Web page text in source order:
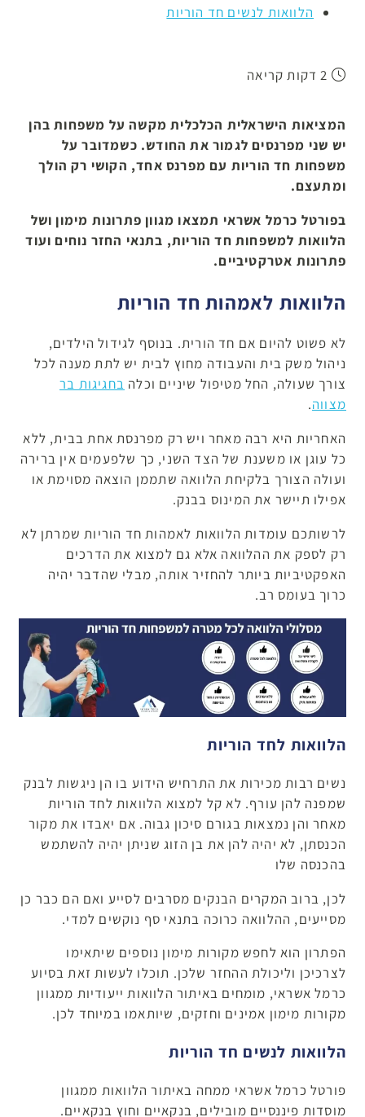
הלוואות לנשים חד הוריות
המציאות הישראלית הכלכלית מקשה על משפחות בהן
יש שני מפרנסים לגמור את החודש. כשמדובר על
משפחות חד הוריות עם מפרנס אחד, הקושי רק הולך
ומתעצם.
בפורטל כרמל אשראי תמצאו מגוון פתרונות מימון ושל
הלוואות למשפחות חד הוריות, בתנאי החזר נוחים ועוד
פתרונות אטרקטיביים.
הלוואות לאמהות חד הוריות
לא פשוט להיום אם חד הורית. בנוסף לגידול הילדים,
ניהול משק בית והעבודה מחוץ לבית יש לתת מענה לכל
צורך שעולה, החל מטיפול שיניים וכלה בחגיגות בר
מצווה.
האחריות היא רבה מאחר ויש רק מפרנסת אחת בבית, ללא
כל עוגן או משענת של הצד השני, כך שלפעמים אין ברירה
ועולה הצורך בלקיחת הלוואה שתממן הוצאה מסוימת או
אפילו תיישר את המינוס בבנק.
לרשותכם עומדות הלוואות לאמהות חד הוריות שמרתן לא
רק לספק את ההלוואה אלא גם למצוא את הדרכים
האפקטיביות ביותר להחזיר אותה, מבלי שהדבר יהיה
כרוך בעומס רב.
הלוואות לחד הוריות
נשים רבות מכירות את התרחיש הידוע בו הן ניגשות לבנק
שמפנה להן עורף. לא קל למצוא הלוואות לחד הוריות
מאחר והן נמצאות בגורם סיכון גבוה. אם יאבדו את מקור
הכנסתן, לא יהיה להן את בן הזוג שניתן יהיה להשתמש
בהכנסה שלו
לכן, ברוב המקרים הבנקים מסרבים לסייע ואם הם כבר כן
מסייעים, ההלוואה כרוכה בתנאי סף נוקשים למדי.
הפתרון הוא לחפש מקורות מימון נוספים שיתאימו
לצרכיכן וליכולת ההחזר שלכן. תוכלו לעשות זאת בסיוע
כרמל אשראי, מומחים באיתור הלוואות ייעודיות ממגוון
מקורות מימון אמינים וחזקים, שיותאמו במיוחד לכן.
הלוואות לנשים חד הוריות
פורטל כרמל אשראי ממחה באיתור הלוואות ממגוון
מוסדות פיננסיים מובילים, בנקאיים וחוץ בנקאיים.